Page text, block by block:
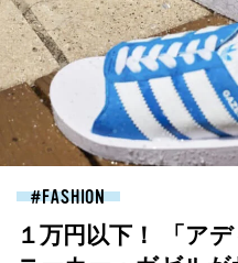
FASHION
１万円以下！ 「ア